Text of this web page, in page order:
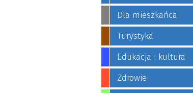
Dla mieszkańca
Turystyka
Edukacja i kultura
Zdrowie